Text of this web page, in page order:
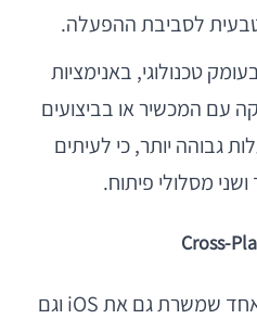
טבעית לסביבת ההפעלה.
טכנולוגי, באנימציות
עם המכשיר או בביצועים
גבוהה יותר, כי לעיתים
מסלולי פיתוח.
כאן עובדים עם בסיס קוד אחד שמשרת גם את iOS וגם